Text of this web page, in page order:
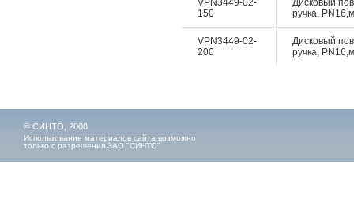
VPN3449-02-
150
Дисковый
ручка,
VPN3449-02-
200
Дисковый
ручка,
© СИНТО, 2008
Использование материалов сайта возможно
только с разрешения ЗАО "СИНТО"